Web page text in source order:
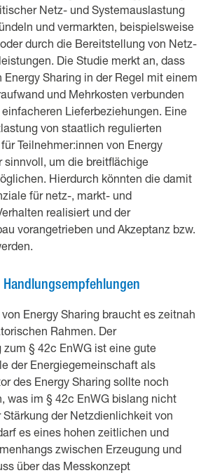
Netz- und Systemauslastung
und vermarkten, beispielsweise
durch die Bereitstellung von Netz-
Die Studie merkt an, dass
Sharing in der Regel mit einem
und Mehrkosten verbunden
Lieferbeziehungen. Eine
von staatlich regulierten
Teilnehmer:innen von Energy
sinnvoll, um die breitflächige
Hierdurch könnten die damit
für netz-, markt- und
realisiert und der
vorangetrieben und Akzeptanz bzw.
Energy Sharing braucht es zeitnah
Rahmen. Der
§ 42c EnWG ist eine gute
der Energiegemeinschaft als
des Energy Sharing sollte noch
was im § 42c EnWG bislang nicht
der Netzdienlichkeit von
es eines hohen zeitlichen und
zwischen Erzeugung und
über das Messkonzept